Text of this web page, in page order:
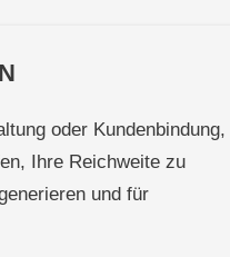
oder Kundenbindung,
Ihre Reichweite zu
und für